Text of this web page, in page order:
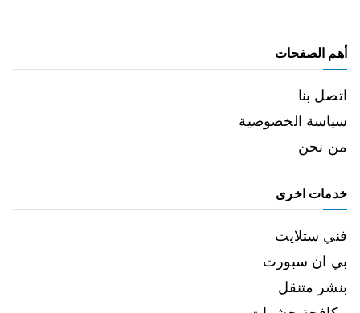
أهم الصفحات
اتصل بنا
سياسة الخصوصية
من نحن
خدمات اخرى
فني ستلايت
بي ان سبورت
بنشر متنقل